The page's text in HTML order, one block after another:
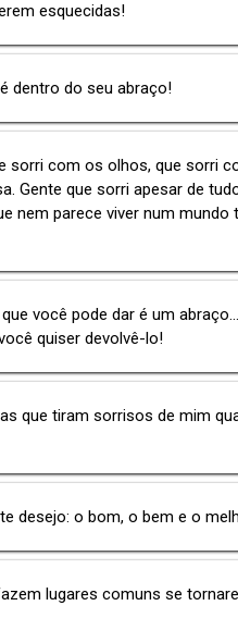
esquecidas!
dentro do seu abraço!
sorri com os olhos, que sorri
Gente que sorri apesar de
nem parece viver num
você pode dar é um
quiser devolvê-lo!
que tiram sorrisos de mim
desejo: o bom, o bem e o
lugares comuns se